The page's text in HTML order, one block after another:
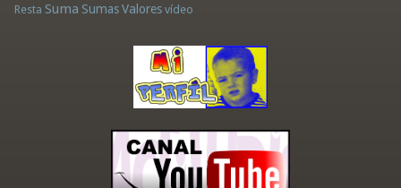
Resta Suma Sumas Valores vídeo